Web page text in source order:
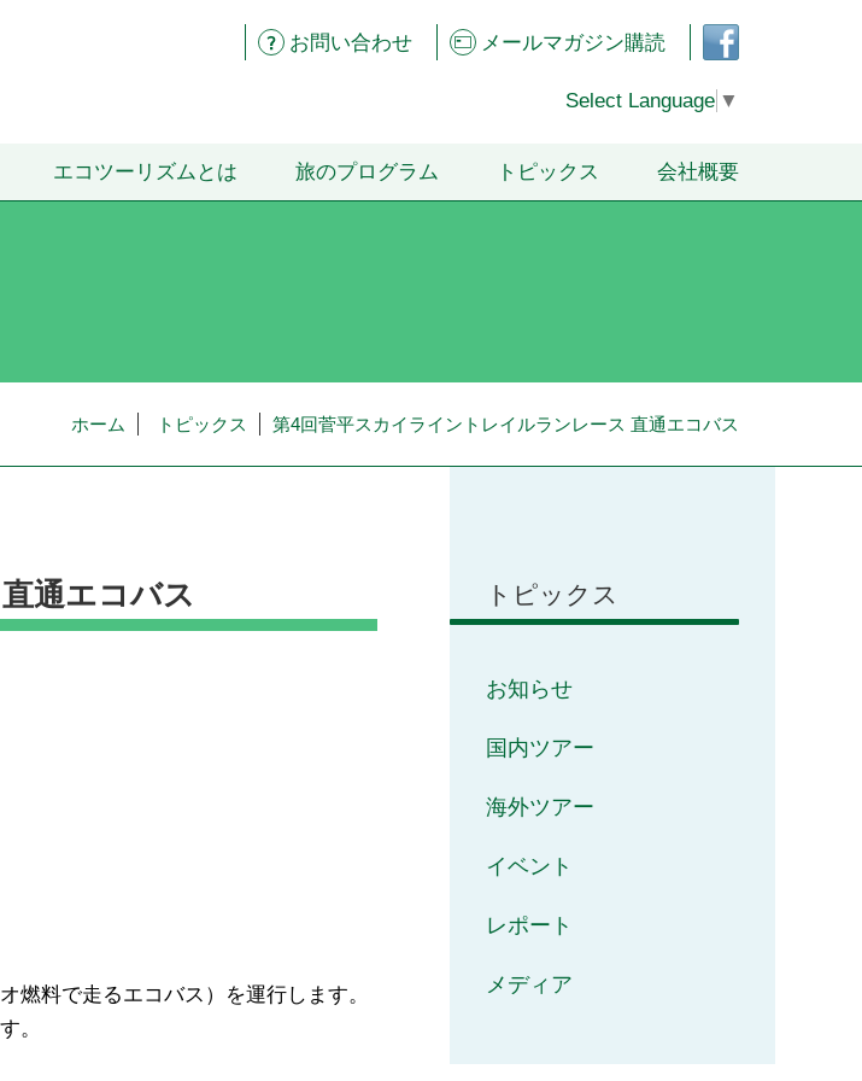
お問い合わせ メールマガジン購読
フェ
イス
クペ
ージ
エコツーリズムとは 旅のプログラム トピックス 会社概要
Select Language ▼
ホーム トピックス 第4回菅平スカイライントレイルランレース 直通エコバス
通エコバス
燃料で走るエコバス）を運行します。
。
トピックス
お知らせ
国内ツアー
海外ツアー
イベント
レポート
メディア